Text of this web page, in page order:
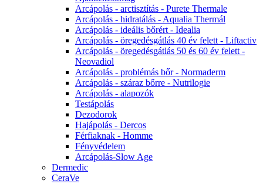
Arcápolás - arctisztítás - Purete Thermale
Arcápolás - hidratálás - Aqualia Thermál
Arcápolás - ideális bőrért - Idealia
Arcápolás - öregedésgátlás 40 év felett - Liftactiv
Arcápolás - öregedésgátlás 50 és 60 év felett -
Neovadiol
Arcápolás - problémás bőr - Normaderm
Arcápolás - száraz bőrre - Nutrilogie
Arcápolás - alapozók
Testápolás
Dezodorok
Hajápolás - Dercos
Férfiaknak - Homme
Fényvédelem
Arcápolás-Slow Age
Dermedic
CeraVe